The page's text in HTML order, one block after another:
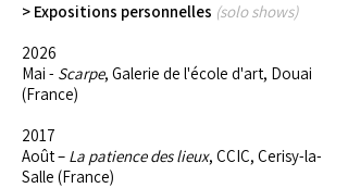
> Expositions personnelles (solo shows)
2026
Mai - Scarpe, Galerie de l'école d'art, Douai
(France)
2017
Août – La patience des lieux, CCIC, Cerisy-la-
Salle (France)